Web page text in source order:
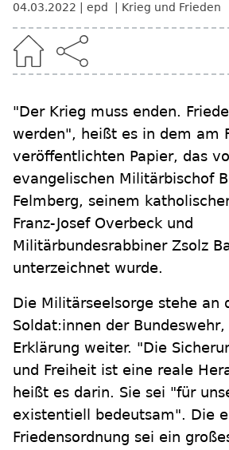
04.03.2022 epd Krieg und Frieden
"Der Krieg muss enden.
werden", heißt es in dem am
veröffentlichten Papier, das
evangelischen Militärbischof
Felmberg, seinem
Franz-Josef Overbeck und
Militärbundesrabbiner Zsolz
unterzeichnet wurde.
Die Militärseelsorge stehe an
Soldat:innen der
Erklärung weiter. "Die
und Freiheit ist eine reale
heißt es darin. Sie sei "für
existentiell bedeutsam". Die
Friedensordnung sei ein